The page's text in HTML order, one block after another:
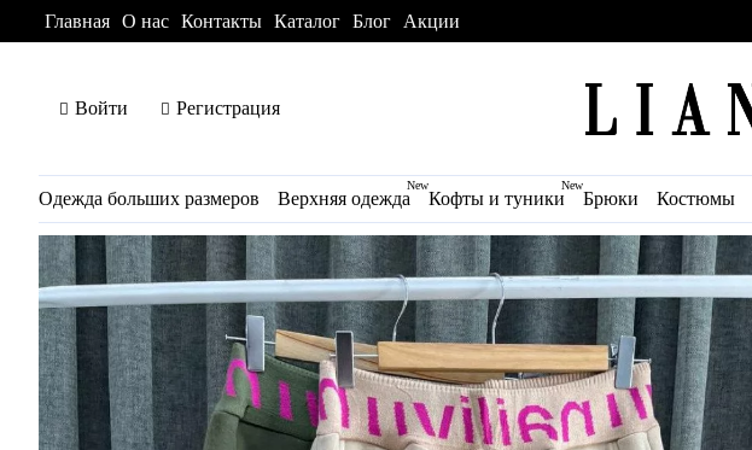
Главная О нас Контакты Каталог Блог Акции
Войти Регистрация
Одежда больших размеров Верхняя одежда
New
Кофты и туники
New
Брюки Костюмы